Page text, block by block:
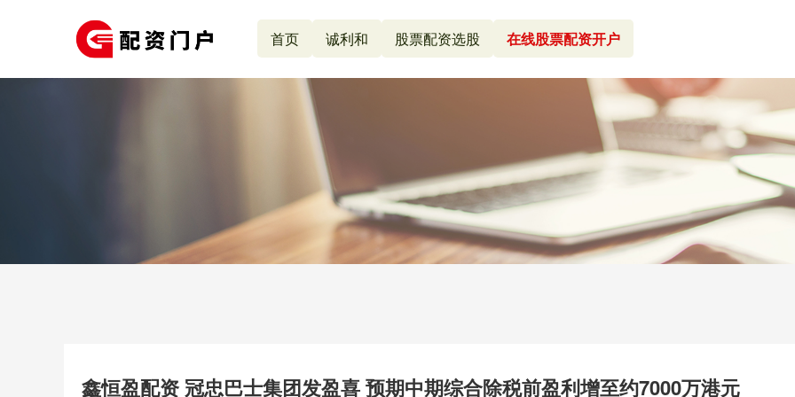
首页 诚利和 股票配资选股 在线股票配资开户
鑫恒盈配资 冠忠巴士集团发盈喜 预期中期综合除税前盈利增至约7000万港元